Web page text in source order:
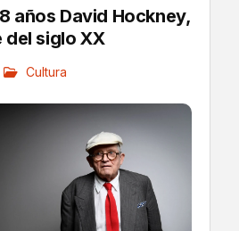
años David Hockney,
siglo XX
Cultura